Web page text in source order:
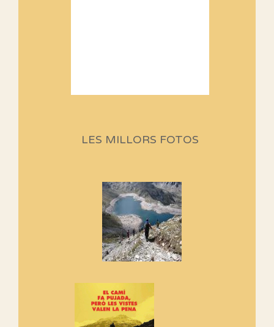
Sortides Centpeus 2026 (1a
programació d'aquest any
Si no podem caminar, alguna
cosa hem de fer...
Els Centpeus signen el
Manifest a favor dels Camins
adhereix-te al manifest!
Rebem un diploma dels
LES MILLORS FOTOS